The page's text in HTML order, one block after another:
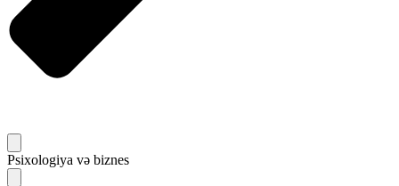
Psixologiya və biznes